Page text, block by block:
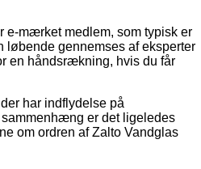
e-mærket medlem, som typisk er
løbende gennemses af eksperter
en håndsrækning, hvis du får
har indflydelse på
er det ligeledes
om ordren af Zalto Vandglas